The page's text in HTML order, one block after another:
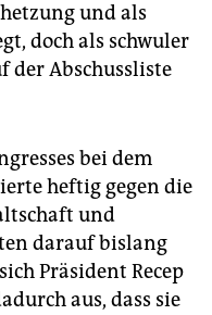
und als
doch als schwuler
der Abschussliste
bei dem
heftig gegen die
und
darauf bislang
Präsident Recep
aus, dass sie